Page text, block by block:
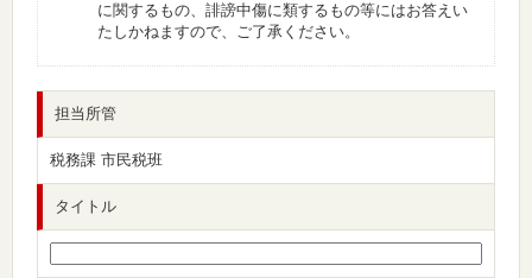
に関するもの、誹謗中傷に類するもの等にはお答えい
たしかねますので、ご了承ください。
担当所管
税務課 市民税班
タイトル